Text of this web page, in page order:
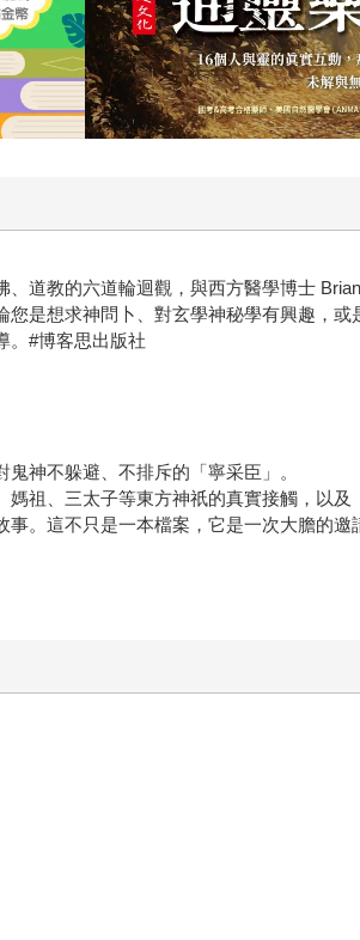
道教的六道輪迴觀，與西方醫學博士
是想求神問卜、對玄學神秘學有興趣，
。#博客思出版社
神不躲避、不排斥的「寧采臣」。
祖、三太子等東方神祇的真實接觸，以
。這不只是一本檔案，它是一次大膽的邀